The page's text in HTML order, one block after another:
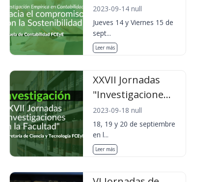
2023-09-14 null
Jueves 14 y Viernes 15 de
sept...
Leer más
XXVII Jornadas
"Investigacione...
2023-09-18 null
18, 19 y 20 de septiembre
en l...
Leer más